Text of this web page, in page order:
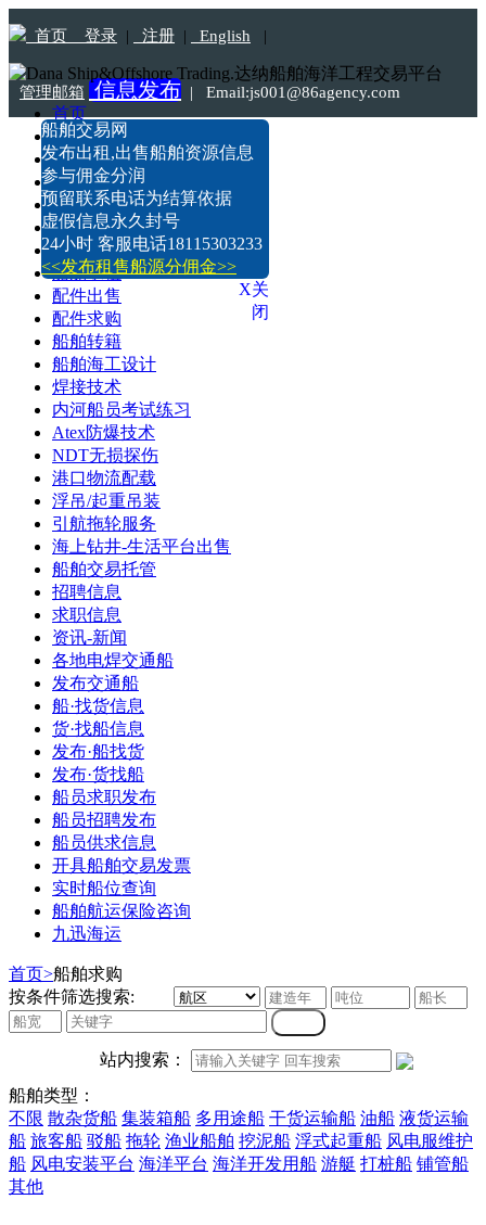
首页 登录 | 注册 | English |
管理邮箱 信息发布 | Email:js001@86agency.com
Tel:18115303233
首页
船舶转港·过户
船舶坞检·坞修·油漆
船价估算
船舶出售
船舶求购
船舶出租
船舶求租
配件出售
配件求购
船舶转籍
船舶海工设计
焊接技术
内河船员考试练习
Atex防爆技术
NDT无损探伤
港口物流配载
浮吊/起重吊装
引航拖轮服务
海上钻井-生活平台出售
船舶交易托管
招聘信息
求职信息
资讯-新闻
各地电焊交通船
发布交通船
船·找货信息
货·找船信息
发布·船找货
发布·货找船
船员求职发布
船员招聘发布
船员供求信息
开具船舶交易发票
实时船位查询
船舶航运保险咨询
九迅海运
首页>船舶求购
按条件筛选搜索:
站内搜索：
船舶类型：
不限 散杂货船 集装箱船 多用途船 干货运输船 油船 液货运输
船 旅客船 驳船 拖轮 渔业船舶 挖泥船 浮式起重船 风电服维护
船 风电安装平台 海洋平台 海洋开发用船 游艇 打桩船 铺管船
其他
船舶交易网
发布出租,出售船舶资源信息
参与佣金分润
预留联系电话为结算依据
虚假信息永久封号
24小时 客服电话18115303233
<<发布租售船源分佣金>>
X关
闭